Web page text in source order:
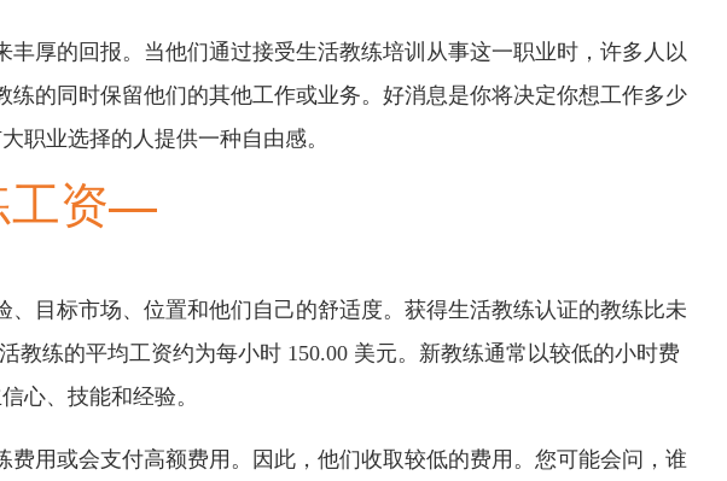
厚的回报。当他们通过接受生活教练培训从事这一职业时，许多人以
的同时保留他们的其他工作或业务。好消息是你将决定你想工作多少
职业选择的人提供一种自由感。
资
、目标市场、位置和他们自己的舒适度。获得生活教练认证的教练比未
练的平均工资约为每小时 150.00 美元。新教练通常以较低的小时费
心、技能和经验。
用或会支付高额费用。因此，他们收取较低的费用。您可能会问，谁